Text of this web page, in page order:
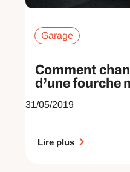
Garage
Comment
d’une fourche
31/05/2019
Lire plus